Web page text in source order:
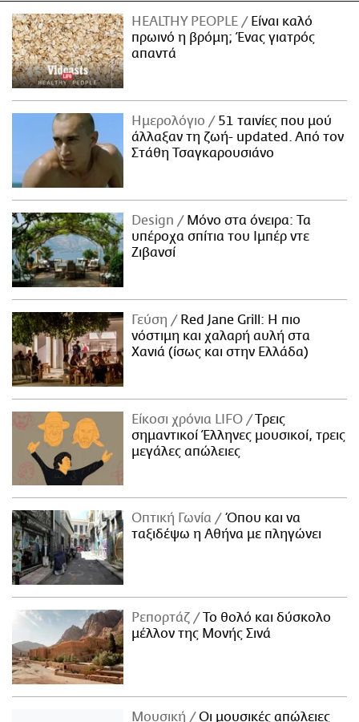
HEALTHY PEOPLE
Είναι καλό
πρωινό η βρόμη; Ένας γιατρός
απαντά
Ημερολόγιο
51 ταινίες που μού
άλλαξαν τη ζωή- updated. Aπό τον
Στάθη Τσαγκαρουσιάνο
Design
Μόνο στα όνειρα: Τα
υπέροχα σπίτια του Ιμπέρ ντε
Ζιβανσί
Γεύση
Red Jane Grill: Η πιο
νόστιμη και χαλαρή αυλή στα
Χανιά (ίσως και στην Ελλάδα)
Είκοσι χρόνια LIFO
Tρεις
σημαντικοί Έλληνες μουσικοί, τρεις
μεγάλες απώλειες
Οπτική Γωνία
Όπου και να
ταξιδέψω η Αθήνα με πληγώνει
Ρεπορτάζ
Το θολό και δύσκολο
μέλλον της Μονής Σινά
Μουσική Οι μουσικές απώλειες